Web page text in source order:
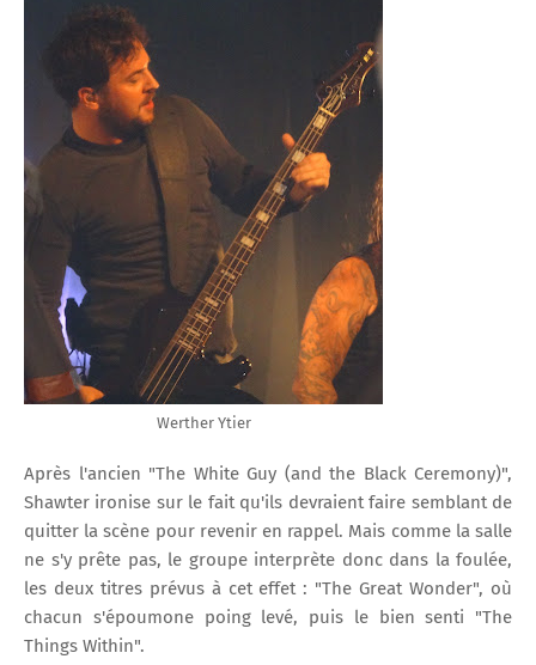
Werther Ytier
Après l'ancien "The White Guy (and the Black Ceremony)",
Shawter ironise sur le fait qu'ils devraient faire semblant de
quitter la scène pour revenir en rappel. Mais comme la salle
ne s'y prête pas, le groupe interprète donc dans la foulée,
les deux titres prévus à cet effet : "The Great Wonder", où
chacun s'époumone poing levé, puis le bien senti "The
Things Within".